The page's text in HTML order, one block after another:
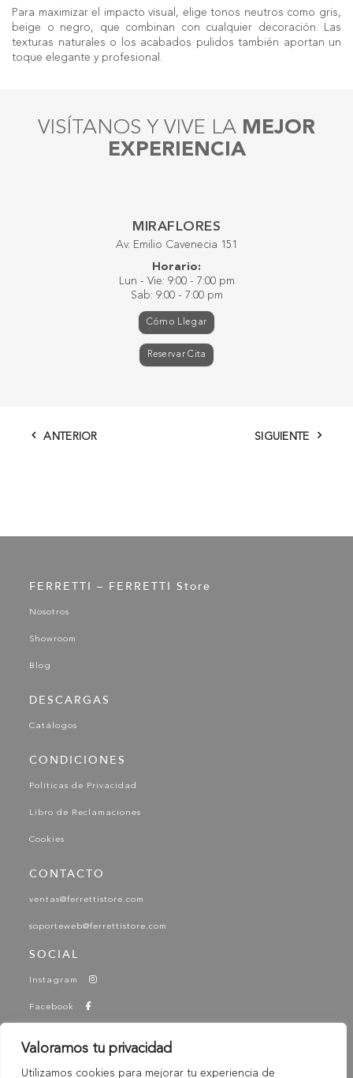
Valoramos tu privacidad
Utilizamos cookies para mejorar tu experiencia de
Para maximizar el impacto visual, elige tonos neutros como gris,
beige o negro, que combinan con cualquier decoración. Las
texturas naturales o los acabados pulidos también aportan un
toque elegante y profesional.
VISÍTANOS Y VIVE LA MEJOR
EXPERIENCIA
MIRAFLORES
Av. Emilio Cavenecia 151
Horario:
Lun - Vie: 9:00 - 7:00 pm
Sab: 9:00 - 7:00 pm
Cómo Llegar
Reservar Cita
ANTERIOR SIGUIENTE
FERRETTI – FERRETTI Store
Nosotros
Showroom
Blog
DESCARGAS
Catálogos
CONDICIONES
Políticas de Privacidad
Libro de Reclamaciones
Cookies
CONTACTO
ventas@ferrettistore.com
soporteweb@ferrettistore.com
SOCIAL
Instagram
Facebook